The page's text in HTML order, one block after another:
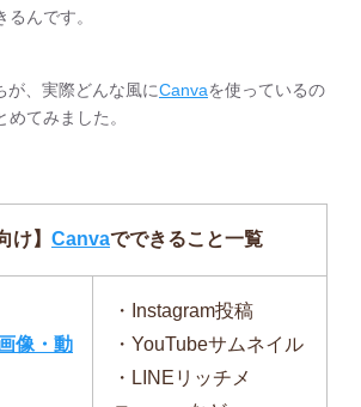
んです。
が、実際どんな風にCanvaを使っているの
てみました。
け】 Canvaでできること一覧
像・動
・Instagram投稿
・YouTubeサムネイル
・LINEリッチメ